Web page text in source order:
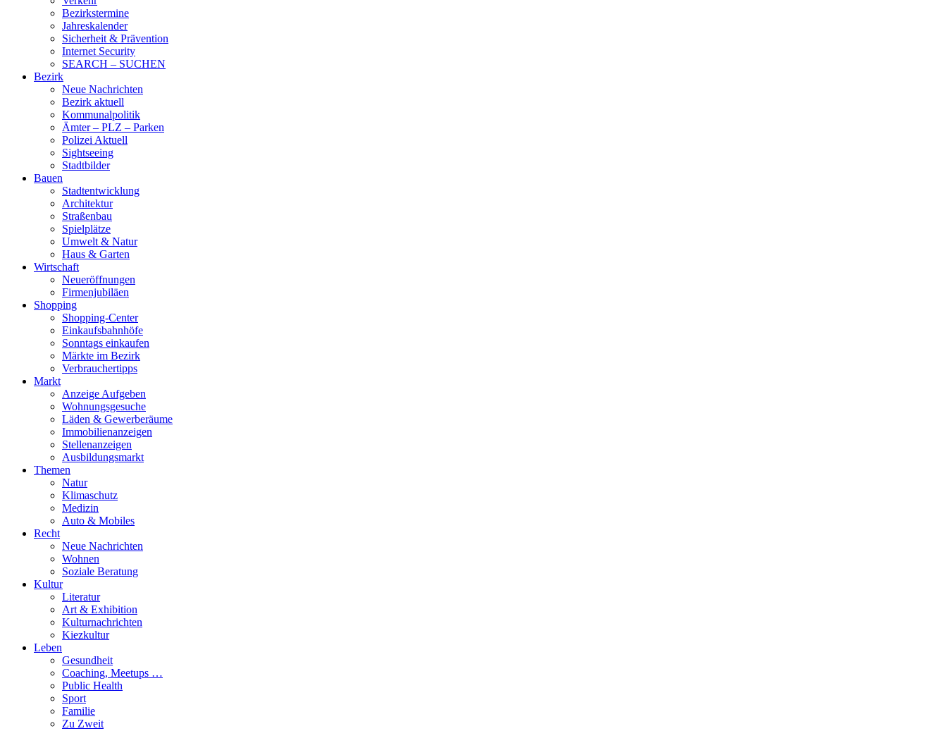
Bezirkstermine
Jahreskalender
Sicherheit & Prävention
Internet Security
SEARCH – SUCHEN
Bezirk
Neue Nachrichten
Bezirk aktuell
Kommunalpolitik
Ämter – PLZ – Parken
Polizei Aktuell
Sightseeing
Stadtbilder
Bauen
Stadtentwicklung
Architektur
Straßenbau
Spielplätze
Umwelt & Natur
Haus & Garten
Wirtschaft
Neueröffnungen
Firmenjubiläen
Shopping
Shopping-Center
Einkaufsbahnhöfe
Sonntags einkaufen
Märkte im Bezirk
Verbrauchertipps
Markt
Anzeige Aufgeben
Wohnungsgesuche
Läden & Gewerberäume
Immobilienanzeigen
Stellenanzeigen
Ausbildungsmarkt
Themen
Natur
Klimaschutz
Medizin
Auto & Mobiles
Recht
Neue Nachrichten
Wohnen
Soziale Beratung
Kultur
Literatur
Art & Exhibition
Kulturnachrichten
Kiezkultur
Leben
Gesundheit
Coaching, Meetups …
Public Health
Sport
Familie
Zu Zweit